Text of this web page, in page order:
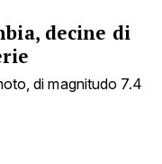
decine di
di magnitudo 7.4